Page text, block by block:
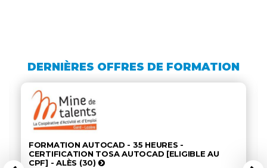
DERNIÈRES OFFRES DE FORMATION
FORMATION AUTOCAD - 35 HEURES -
CERTIFICATION TOSA AUTOCAD [ELIGIBLE AU
CPF] - ALÈS (30)